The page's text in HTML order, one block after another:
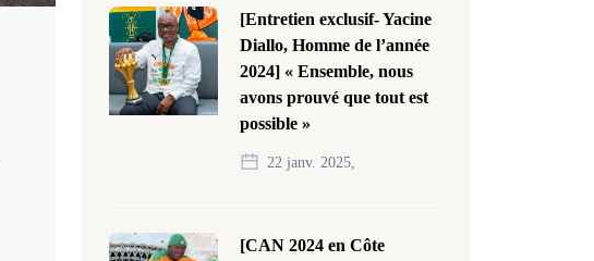
[Entretien exclusif- Yacine
Diallo, Homme de l’année
2024] « Ensemble, nous
avons prouvé que tout est
possible »
22 janv. 2025,
[CAN 2024 en Côte